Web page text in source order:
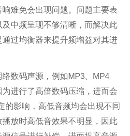
难免会出现问题。问题主要表
中频呈现不够清晰，而解决此
过均衡器来提升频增益对其进
数码声源，例如MP3、MP4
进行了高倍数码压缩，进而会
的影响，高低音频均会出现不同
放时高低音效果不明显，因此